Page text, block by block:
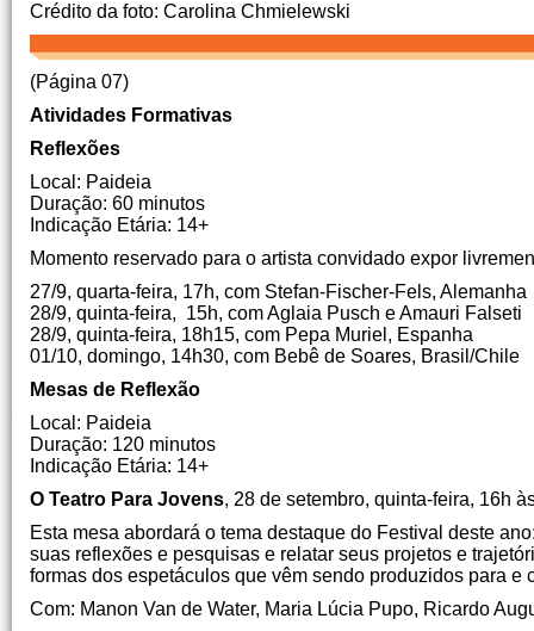
Crédito da foto: Carolina Chmielewski
(Página 07)
Atividades Formativas
Reflexões
Local: Paideia
Duração: 60 minutos
Indicação Etária: 14+
Momento reservado para o artista convidado expor
27/9, quarta-feira, 17h, com Stefan-Fischer-Fels, Alemanha
28/9, quinta-feira, 15h, com Aglaia Pusch e Amauri Falseti
28/9, quinta-feira, 18h15, com Pepa Muriel, Espanha
01/10, domingo, 14h30, com Bebê de Soares, Brasil/Chile
Mesas de Reflexão
Local: Paideia
Duração: 120 minutos
Indicação Etária: 14+
O Teatro Para Jovens, 28 de setembro, quinta-feira, 16h
Esta mesa abordará o tema destaque do Festival deste
suas reflexões e pesquisas e relatar seus projetos e
formas dos espetáculos que vêm sendo produzidos para
Com: Manon Van de Water, Maria Lúcia Pupo, Ricardo